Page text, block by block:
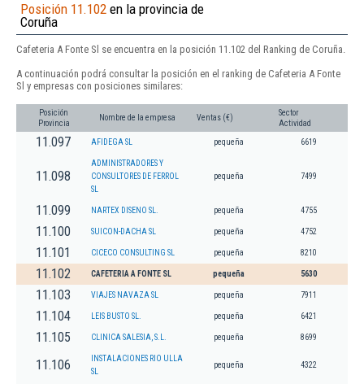
Posición 11.102 en la provincia de
Coruña
Cafeteria A Fonte Sl se encuentra en la posición 11.102 del Ranking de Coruña.
A continuación podrá consultar la posición en el ranking de Cafeteria A Fonte
Sl y empresas con posiciones similares:
Posición
Provincia
Nombre de la empresa Ventas (€)
Sector
Actividad
11.097 AFIDEGA SL pequeña 6619
11.098
ADMINISTRADORES Y
CONSULTORES DE FERROL
SL
pequeña 7499
11.099 NARTEX DISENO SL. pequeña 4755
11.100 SUICON-DACHA SL pequeña 4752
11.101 CICECO CONSULTING SL pequeña 8210
11.102 CAFETERIA A FONTE SL pequeña 5630
11.103 VIAJES NAVAZA SL pequeña 7911
11.104 LEIS BUSTO SL. pequeña 6421
11.105 CLINICA SALESIA, S.L. pequeña 8699
11.106
INSTALACIONES RIO ULLA
SL
pequeña 4322